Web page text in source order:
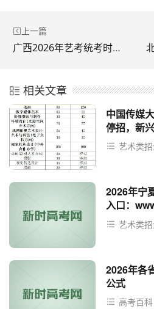
上一篇
广西2026年艺考统考时间及各科目考试安排
相关文章
中国传媒
停招，新
艺术类
2026年宁
入口：
艺术类
2026年各
公式
高考百科